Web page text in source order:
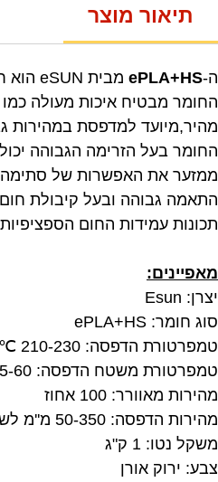
תיאור מוצר
ה-ePLA+HS מבית eSUN הוא חומר מיוחד להדפסות מהירות מסוג PLA!
החומר מבטיח איכות מעולה
מהיר,מיועד למדפסת במהירות
החומר בעל הזרימה הגבוהה
ממזער את האפשרות של סתימה
התאמה גבוהה ובעל קיבולת
תכונות עמידות החום
מאפיינים:
יצרן: Esun
סוג חומר: ePLA+HS
טמפרטורת הדפסה: 210-230 ℃ (טמפרטורה מומלצת 215 ℃)
טמפרטורת משטח הדפסה: 45-60 מעלות
מהירות מאוורר: 100 אחוז
מהירות הדפסה: 50-350 מ''מ לשנייה
משקל נטו: 1 ק"ג
צבע: ירוק אורן